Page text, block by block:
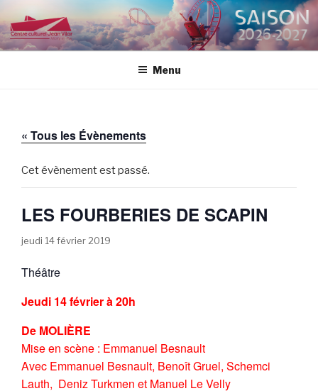
au
contenu
CENTRE CULTUREL JEAN
VILAR
Menu
« Tous les Évènements
Cet évènement est passé.
LES FOURBERIES DE SCAPIN
jeudi 14 février 2019
Théâtre
Jeudi 14 février à 20h
De MOLIÈRE
Mise en scène : Emmanuel Besnault
Avec Emmanuel Besnault, Benoît Gruel, Schemci
Lauth, Deniz Turkmen et Manuel Le Velly